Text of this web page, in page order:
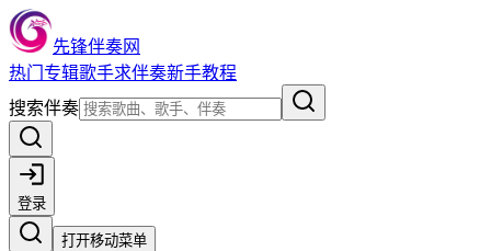
先锋伴奏网
热门 专辑歌手求伴奏新手教程
搜索伴奏
登录
打开移动菜单